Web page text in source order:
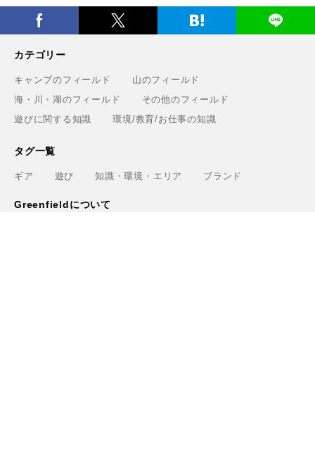
カテゴリー
キャンプのフィールド
山のフィールド
海・川・湖のフィールド
その他のフィールド
遊びに関する知識
環境/教育/お仕事の知識
タグ一覧
ギア 遊び 知識・環境・エリア ブランド
Greenfieldについて